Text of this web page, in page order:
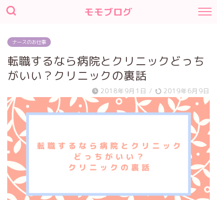
モモブログ
ナースのお仕事
転職するなら病院とクリニックどっち
がいい？クリニックの裏話
2018年9月1日 / 2019年6月9日